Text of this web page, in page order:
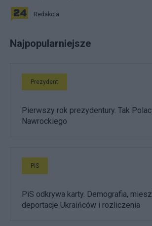
Redakcja
Najpopularniejsze
Prezydent
Pierwszy rok prezydentury. Tak
Nawrockiego
PiS
PiS odkrywa karty. Demografia,
deportacje Ukraińców i rozliczenia